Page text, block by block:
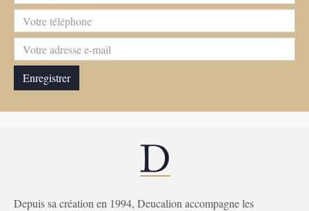
Depuis sa création en 1994, Deucalion accompagne les